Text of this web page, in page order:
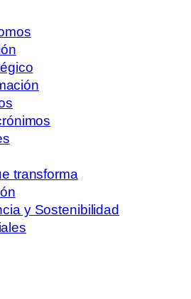
transforma
y Sostenibilidad